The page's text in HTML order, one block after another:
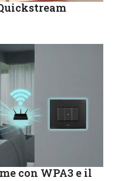
con WPA3 e il